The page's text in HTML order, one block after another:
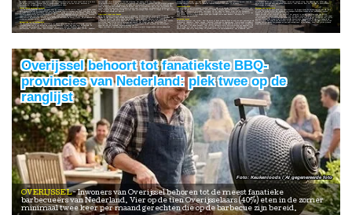
Overijssel behoort tot fanatiekste BBQ-
provincies van Nederland: plek twee op de
ranglijst
OVERIJSSEL Inwoners van Overijssel behoren tot de meest fanatieke
barbecueërs van Nederland. Vier op de tien Overijsselaars (40%) eten in de zomer
minimaal twee keer per maand gerechten die op de barbecue zijn bereid.
Keukenloods / AI gegenereerde foto